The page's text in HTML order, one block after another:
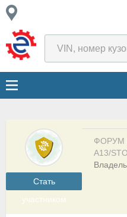
Cтать
участником
ФОРУМ
A13/